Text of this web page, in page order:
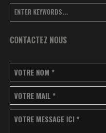
CONTACTEZ NOUS
VOTRE NOM *
VOTRE MAIL *
VOTRE MESSAGE ICI *